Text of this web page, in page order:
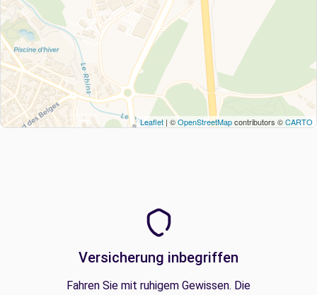
Leaflet | ©OpenStreetMapcontributors ©CARTO
Versicherung inbegriffen
Fahren Sie mit ruhigem Gewissen. Die